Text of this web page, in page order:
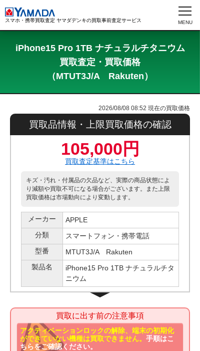
スマホ・携帯買取査定 ヤマダデンキの買取事前査定サービス
iPhone15 Pro 1TB ナチュラルチタニウム
買取査定・買取価格
（MTUT3J/A Rakuten）
2026/08/08 08:52 現在の買取価格
買取品情報・上限買取価格の確認
105,000円
買取査定基準はこちら
キズ・汚れ・付属品の欠品など、実際の商品状態によ
り減額や買取不可になる場合がございます。また上限
買取価格は市場動向により変動します。
メーカー
APPLE
分類
スマートフォン・携帯電話
型番
MTUT3J/A Rakuten
製品名
iPhone15 Pro 1TB ナチュラルチタ
ニウム
買取に出す前の注意事項
アクティベーションロックの解除、端末の初期化
ができていない機種は買取できません。手順はこ
ちらをご確認ください。